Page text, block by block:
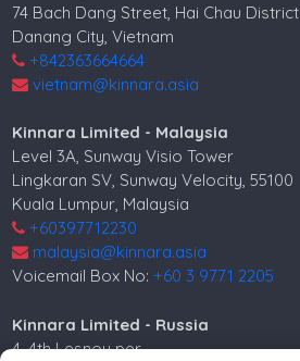
74 Bach Dang Street, Hai Chau District
Danang City, Vietnam
+842363664664
vietnam@kinnara.asia
Kinnara Limited - Malaysia
Level 3A, Sunway Visio Tower
Lingkaran SV, Sunway Velocity, 55100
Kuala Lumpur, Malaysia
+60397712230
malaysia@kinnara.asia
Voicemail Box No:+60 3 9771 2205
Kinnara Limited - Russia
4, 4th Lesnoy per.